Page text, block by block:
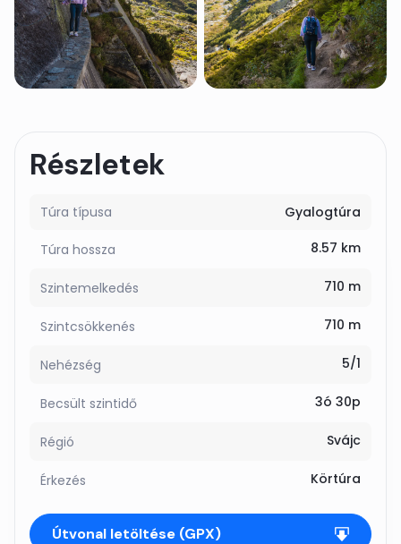
Részletek
Túra típusa Gyalogtúra
Túra hossza 8.57 km
Szintemelkedés 710 m
Szintcsökkenés 710 m
Nehézség 5/1
Becsült szintidő 3ó 30p
Régió Svájc
Érkezés Körtúra
Útvonal letöltése (GPX)